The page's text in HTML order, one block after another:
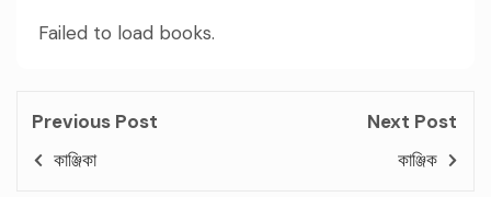
Failed to load books.
Previous Post
কাঞ্জিকা
Next Post
কাঞ্জিক